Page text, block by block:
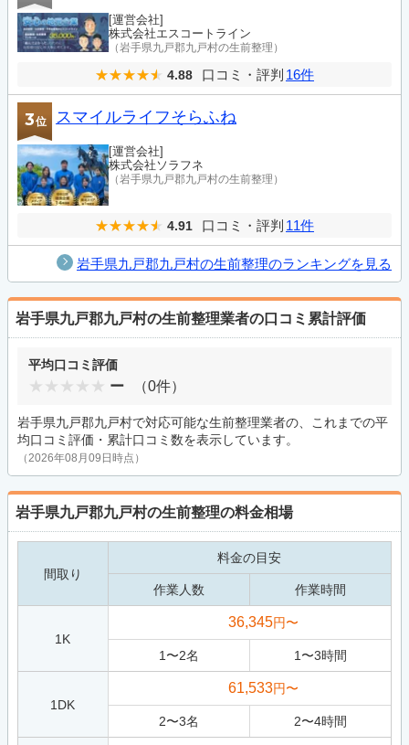
[運営会社]
株式会社エスコートライン
（岩手県九戸郡九戸村の生前整理）
4.88 口コミ・評判 16件
3位 スマイルライフそらふね
[運営会社]
株式会社ソラフネ
（岩手県九戸郡九戸村の生前整理）
4.91 口コミ・評判 11件
岩手県九戸郡九戸村の生前整理のランキングを見る
岩手県九戸郡九戸村の生前整理業者の口コミ累計評価
平均口コミ評価
ー （0件）
岩手県九戸郡九戸村で対応可能な生前整理業者の、これまでの平
均口コミ評価・累計口コミ数を表示しています。
（2026年08月09日時点）
岩手県九戸郡九戸村の生前整理の料金相場
間取り
料金の目安
作業人数 作業時間
1K
36,345円〜
1 〜2名 1 〜3時間
1DK
61,533円〜
2〜3名 2〜4時間